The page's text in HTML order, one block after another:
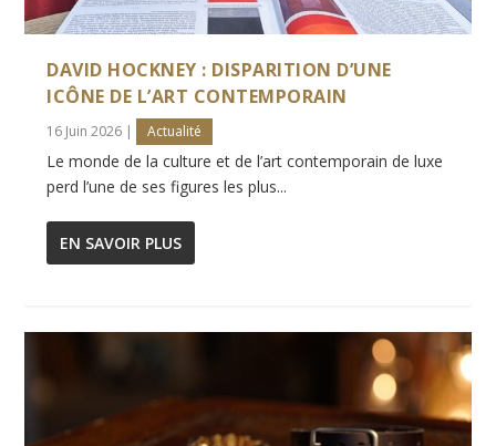
DAVID HOCKNEY : DISPARITION D’UNE
ICÔNE DE L’ART CONTEMPORAIN
16 Juin 2026 | Actualité
Le monde de la culture et de l’art contemporain de luxe
perd l’une de ses figures les plus...
EN SAVOIR PLUS